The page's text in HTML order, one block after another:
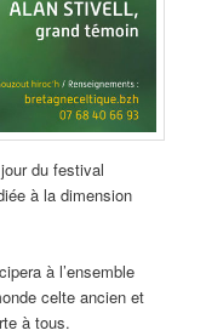
du festival
à la dimension
à l’ensemble
celte ancien et
à tous.